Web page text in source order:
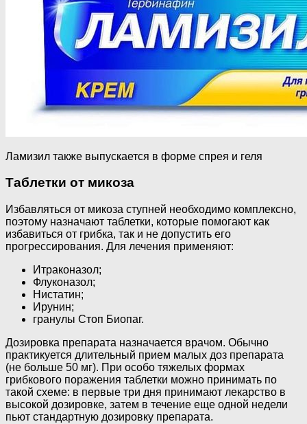
Ламизил также выпускается в форме спрея и геля
Таблетки от микоза
Избавляться от микоза ступней необходимо комплексно,
поэтому назначают таблетки, которые помогают как
избавиться от грибка, так и не допустить его
прогрессирования. Для лечения применяют:
Итраконазол;
Флуконазол;
Нистатин;
Ирунин;
гранулы Стоп Биопаг.
Дозировка препарата назначается врачом. Обычно
практикуется длительный прием малых доз препарата
(не больше 50 мг). При особо тяжелых формах
грибкового поражения таблетки можно принимать по
такой схеме: в первые три дня принимают лекарство в
высокой дозировке, затем в течение еще одной недели
пьют стандартную дозировку препарата.